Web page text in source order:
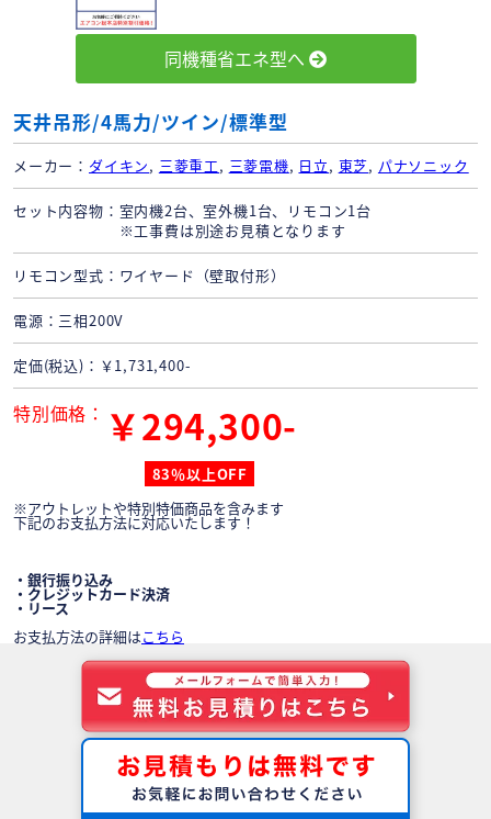
天井吊形/4馬力/ツイン/標準型
メーカー ダイキン, 三菱重工, 三菱電機, 日立, 東芝, パナソニック
セット内容物
室内機2台、室外機1台、リモコン1台
※工事費は別途お見積となります
リモコン型式 ワイヤード（壁取付形）
電源 三相200V
定価(税込) ￥1,731,400-
特別価格 ￥294,300-
83％以上OFF
※アウトレットや特別特価商品を含みます
下記のお支払方法に対応いたします！
・銀行振り込み
・クレジットカード決済
・リース
お支払方法の詳細はこちら
同機種省エネ型へ